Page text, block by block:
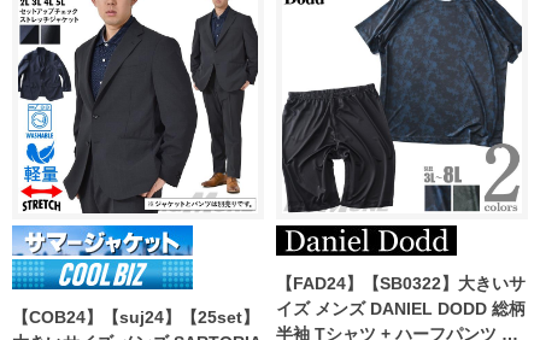
【COB24】【suj24】【25set】
【FAD24】【SB0322】大きいサ
イズ メンズ DANIEL DODD 総柄
半袖 Tシャツ + ハーフパンツ 上